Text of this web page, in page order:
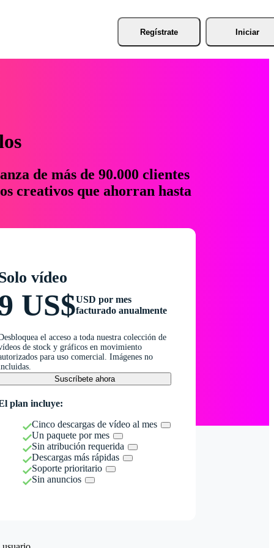
Regístrate Iniciar
de más de 90.000 clientes
creativos que ahorran hasta
vídeo
US$USD por mes
facturado anualmente
el acceso a toda nuestra colección de
de stock y gráficos en movimiento
para uso comercial. Imágenes no
Suscríbete ahora
plan incluye:
Cinco descargas de vídeo al mes
Un paquete por mes
Sin atribución requerida
Descargas más rápidas
Soporte prioritario
Sin anuncios